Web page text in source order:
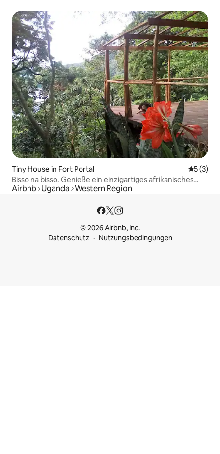
Tiny House in Fort Portal
5 (3)
Bisso na bisso. Genieße ein einzigartiges afrikanisches
Erlebnis.
Airbnb Uganda Western Region
© 2026 Airbnb, Inc.
Datenschutz
Nutzungsbedingungen